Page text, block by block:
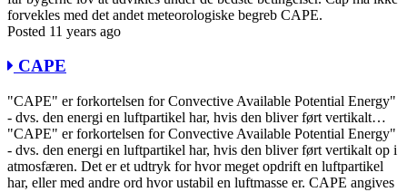
forvekles med det andet meteorologiske begreb CAPE.
Posted 11 years ago
CAPE
"CAPE" er forkortelsen for Convective Available Potential Energy"
- dvs. den energi en luftpartikel har, hvis den bliver ført vertikalt…
"CAPE" er forkortelsen for Convective Available Potential Energy"
- dvs. den energi en luftpartikel har, hvis den bliver ført vertikalt op i
atmosfæren. Det er et udtryk for hvor meget opdrift en luftpartikel
har, eller med andre ord hvor ustabil en luftmasse er. CAPE angives